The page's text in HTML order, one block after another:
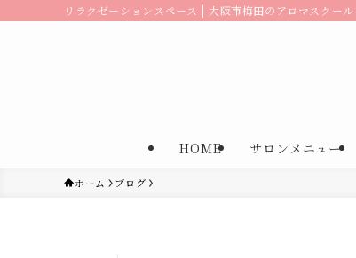
リラクゼーションスペース | 大阪市梅田のアロマスクー
HOME サロンメニュー
ホーム ブログ